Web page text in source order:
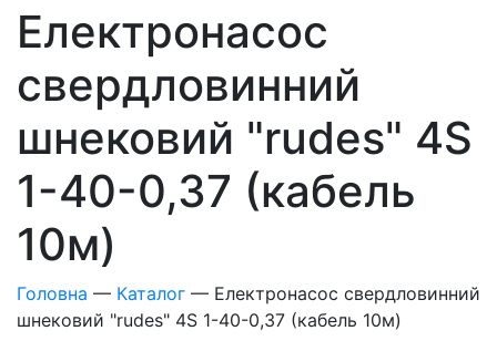
Електронасос
свердловинний
шнековий "rudes" 4S
1-40-0,37 (кабель
10м)
Головна — Каталог — Електронасос свердловинний
шнековий "rudes" 4S 1-40-0,37 (кабель 10м)